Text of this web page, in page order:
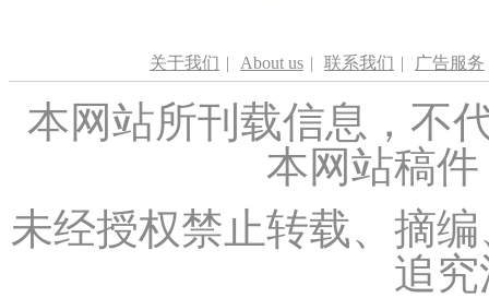
关于我们 | About us | 联系我们 | 广告服务
本网站所刊载信息，不
本网站稿
未经授权禁止转载、摘
追